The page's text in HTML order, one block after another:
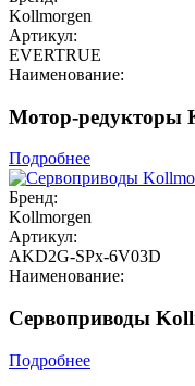
Kollmorgen
Артикул:
EVERTRUE
Наименование:
Мотор-редукторы
Подробнее
Бренд:
Kollmorgen
Артикул:
AKD2G-SPx-6V03D
Наименование:
Сервоприводы
Подробнее